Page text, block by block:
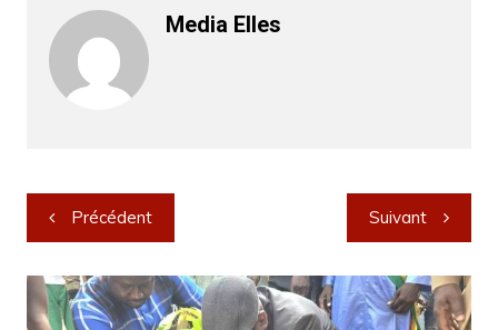
Media Elles
Navigation
de
l’article
Précédent Suivant